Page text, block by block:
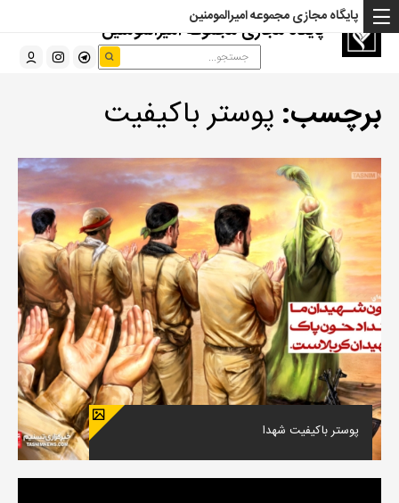
پایگاه مجازی مجموعه امیرالمومنین
پایگاه مجازی مجموعه امیرالمومنین
برچسب: پوستر باکیفیت
پوستر باکیفیت شهدا